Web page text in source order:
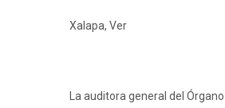
Xalapa, Ver
La auditora general del